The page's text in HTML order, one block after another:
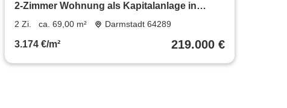
2-Zimmer Wohnung als Kapitalanlage in
Darmstadt Kranichstein
2 Zi. ca. 69,00 m² Darmstadt 64289
3.174 €/m² 219.000 €